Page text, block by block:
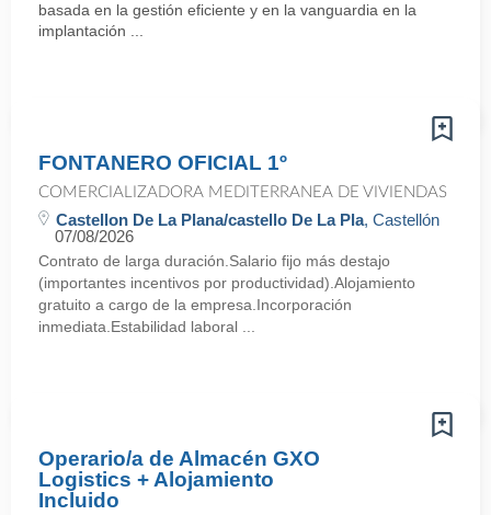
basada en la gestión eficiente y en la vanguardia en la
implantación ...
FONTANERO OFICIAL 1º
COMERCIALIZADORA MEDITERRANEA DE VIVIENDAS
Castellon De La Plana/castello De La Pla, Castellón
07/08/2026
Contrato de larga duración.Salario fijo más destajo
(importantes incentivos por productividad).Alojamiento
gratuito a cargo de la empresa.Incorporación
inmediata.Estabilidad laboral ...
Operario/a de Almacén GXO
Logistics + Alojamiento
Incluido